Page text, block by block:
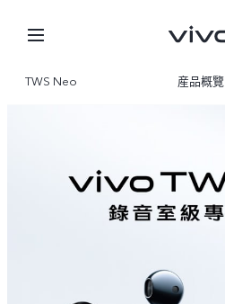
TWS Neo 産品概覽